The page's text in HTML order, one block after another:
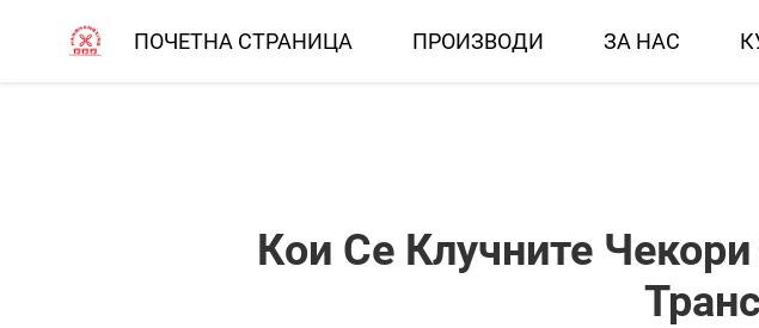
ПОЧЕТНА СТРАНИЦА ПРОИЗВОДИ ЗА НАС
Кои Се Клучните